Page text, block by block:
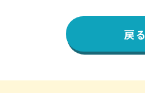
戻る